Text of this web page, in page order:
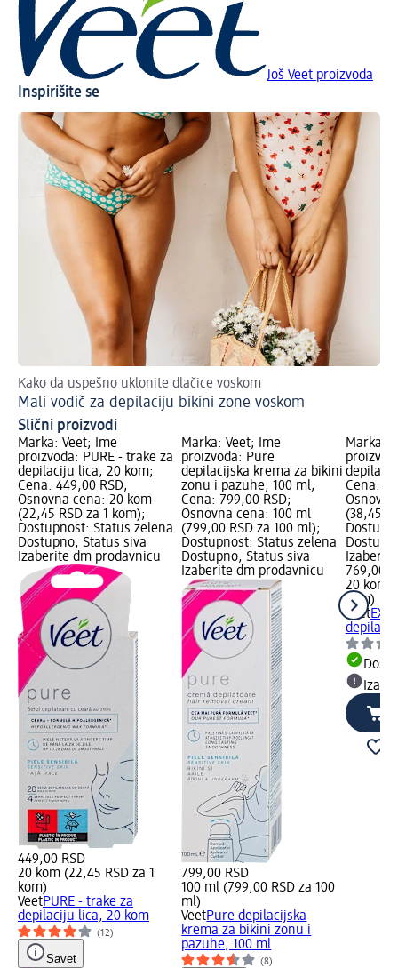
Još Veet proizvoda
Inspirišite se
Kako da uspešno uklonite dlačice voskom
Mali vodič za depilaciju bikini zone voskom
Slični proizvodi
Marka: Veet; Ime
proizvoda: PURE - trake za
depilaciju lica, 20 kom;
Cena: 449,00 RSD;
Osnovna cena: 20 kom
(22,45 RSD za 1 kom);
Dostupnost: Status zelena
Dostupno, Status siva
Izaberite dm prodavnicu
449,00 RSD
20 kom (22,45 RSD za 1
kom)
VeetPURE - trake za
depilaciju lica, 20 kom
(12)
Savet
Marka: Veet; Ime
proizvoda: Pure
depilacijska krema za bikini
zonu i pazuhe, 100 ml;
Cena: 799,00 RSD;
Osnovna cena: 100 ml
(799,00 RSD za 100 ml);
Dostupnost: Status zelena
Dostupno, Status siva
Izaberite dm prodavnicu
799,00 RSD
100 ml (799,00 RSD za 100
ml)
VeetPure depilacijska
krema za bikini zonu i
pazuhe, 100 ml
(8)
Marka:
Cena:
(38,45
769,00
20 kom
kom)
Veet